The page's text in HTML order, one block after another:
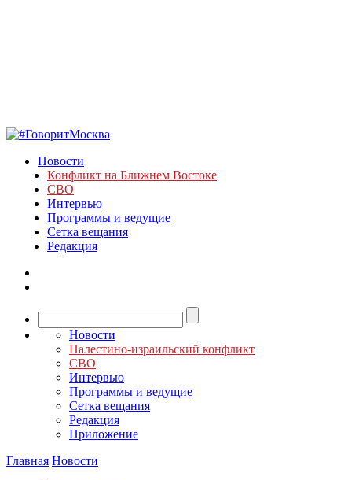
Новости
Конфликт на Ближнем Востоке
СВО
Интервью
Программы и ведущие
Сетка вещания
Редакция
Новости
Палестино-израильский конфликт
СВО
Интервью
Программы и ведущие
Сетка вещания
Редакция
Приложение
Главная Новости